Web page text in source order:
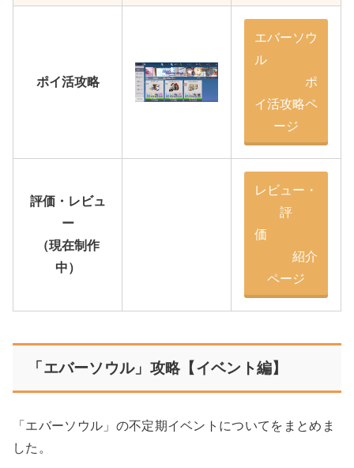
ポイ活攻略
エバーソウ
ル
ポ
イ活攻略ペ
ージ
評価・レビュ
ー
（現在制作
中）
レビュー・
評
価
紹介
ページ
「エバーソウル」攻略【イベント編】
「エバーソウル」の不定期イベントについてをまとめま
した。